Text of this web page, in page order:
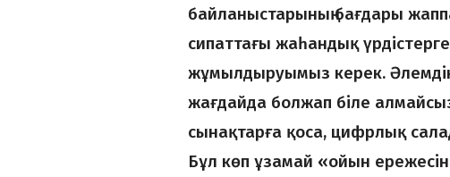
байланыстарының бағдары
сипаттағы жаһандық
жұмылдыруымыз керек. Әлемдік
жағдайда болжап біле
сынақтарға қоса, цифрлық
Бұл көп ұзамай «ойын